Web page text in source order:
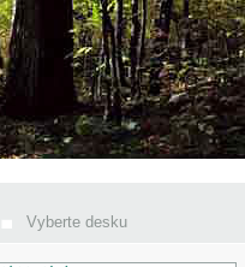
Vyberte desku